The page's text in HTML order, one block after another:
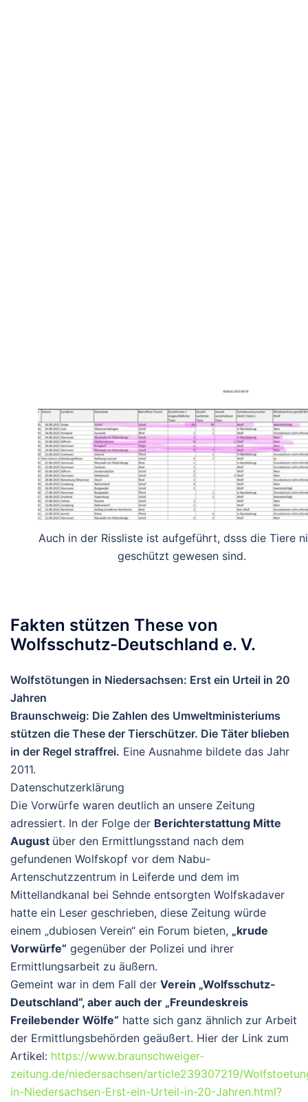
Auch in der Rissliste ist aufgeführt, dsss die Tiere
geschützt gewesen sind.
Fakten stützen These von
Wolfsschutz-Deutschland e. V.
Wolfstötungen in Niedersachsen: Erst ein Urteil in 20
Jahren
Braunschweig: Die Zahlen des Umweltministeriums
stützen die These der Tierschützer. Die Täter blieben
in der Regel straffrei. Eine Ausnahme bildete das Jahr
2011.
Datenschutzerklärung
Die Vorwürfe waren deutlich an unsere Zeitung
adressiert. In der Folge der Berichterstattung Mitte
August über den Ermittlungsstand nach dem
gefundenen Wolfskopf vor dem Nabu-
Artenschutzzentrum in Leiferde und dem im
Mittellandkanal bei Sehnde entsorgten Wolfskadaver
hatte ein Leser geschrieben, diese Zeitung würde
einem „dubiosen Verein“ ein Forum bieten, „krude
Vorwürfe“ gegenüber der Polizei und ihrer
Ermittlungsarbeit zu äußern.
Gemeint war in dem Fall der Verein „Wolfsschutz-
Deutschland“, aber auch der „Freundeskreis
Freilebender Wölfe“ hatte sich ganz ähnlich zur Arbeit
der Ermittlungsbehörden geäußert. Hier der Link zum
Artikel: https://www.braunschweiger-
zeitung.de/niedersachsen/article239307219/
in-Niedersachsen-Erst-ein-Urteil-in-20-Jahren.html?